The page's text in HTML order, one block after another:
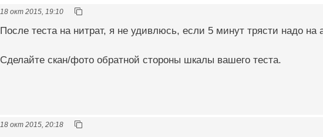
18 окт 2015, 19:10
После теста на нитрат, я не удивлюсь, если 5 минут трясти надо на
Сделайте скан/фото обратной стороны шкалы вашего теста.
18 окт 2015, 20:18